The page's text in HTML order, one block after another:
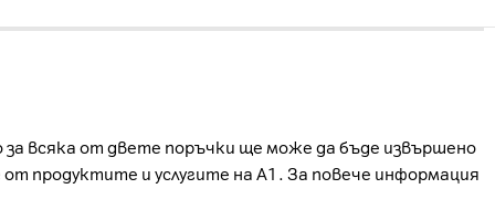
всяка от двете поръчки ще може да бъде извършено
продуктите и услугите на А1. За повече информация